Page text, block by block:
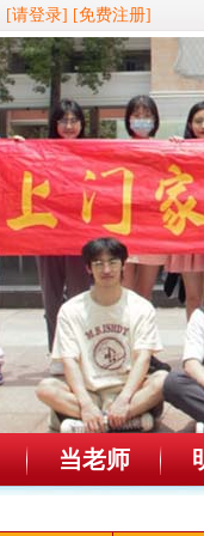
[请登录] [免费注册]
当老师